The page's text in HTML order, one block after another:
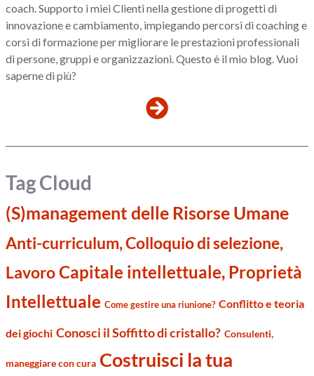
coach. Supporto i miei Clienti nella gestione di progetti di
innovazione e cambiamento, impiegando percorsi di coaching e
corsi di formazione per migliorare le prestazioni professionali
di persone, gruppi e organizzazioni. Questo è il mio blog. Vuoi
saperne di più?
Tag Cloud
(S)management delle Risorse Umane
Anti-curriculum, Colloquio di selezione,
LavoroCapitale intellettuale, Proprietà
Intellettuale Come gestire una riunione? Conflitto e teoria
dei giochi Conosci il Soffitto di cristallo? Consulenti,
maneggiare con cura Costruisci la tua